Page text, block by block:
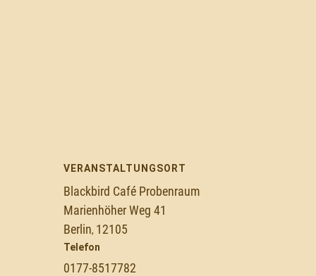
VERANSTALTUNGSORT
Blackbird Café Probenraum
Marienhöher Weg 41
Berlin, 12105
Telefon
0177-8517782